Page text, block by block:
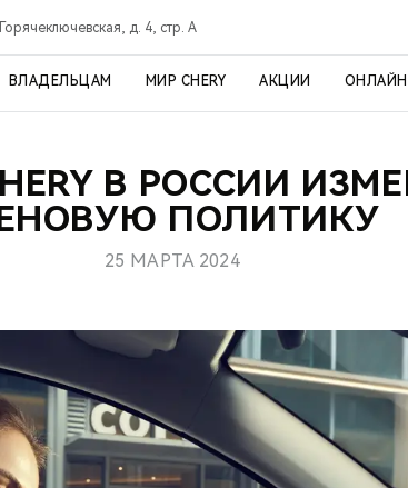
д. 4, стр. А
ВЛАДЕЛЬЦАМ МИР CHERY АКЦИИ ОНЛАЙН
В РОССИИ
ПОЛИТИКУ
25 МАРТА 2024